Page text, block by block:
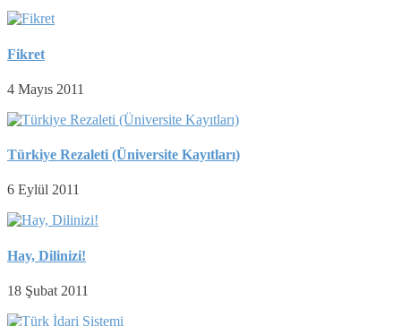
Fikret
4 Mayıs 2011
Türkiye Rezaleti (Üniversite Kayıtları)
6 Eylül 2011
Hay, Dilinizi!
18 Şubat 2011